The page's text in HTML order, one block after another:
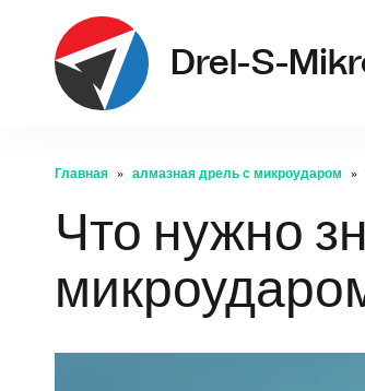
Drel-S-
Главная алмазная дрель с микроударом
Что нужно